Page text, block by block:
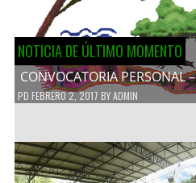
NOTICIA DE ÚLTIMO MOMENTO
CONVOCATORIA PERSONAL
PD FEBRERO 2, 2017 BYADMIN